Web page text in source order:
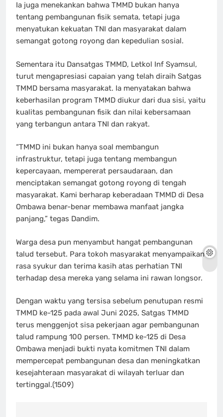
Ia juga menekankan bahwa TMMD bukan hanya
tentang pembangunan fisik semata, tetapi juga
menyatukan kekuatan TNI dan masyarakat dalam
semangat gotong royong dan kepedulian sosial.
Sementara itu Dansatgas TMMD, Letkol Inf Syamsul,
turut mengapresiasi capaian yang telah diraih Satgas
TMMD bersama masyarakat. Ia menyatakan bahwa
keberhasilan program TMMD diukur dari dua sisi, yaitu
kualitas pembangunan fisik dan nilai kebersamaan
yang terbangun antara TNI dan rakyat.
“TMMD ini bukan hanya soal membangun
infrastruktur, tetapi juga tentang membangun
kepercayaan, mempererat persaudaraan, dan
menciptakan semangat gotong royong di tengah
masyarakat. Kami berharap keberadaan TMMD di Desa
Ombawa benar-benar membawa manfaat jangka
panjang,” tegas Dandim.
Warga desa pun menyambut hangat pembangunan
talud tersebut. Para tokoh masyarakat menyampaikan
rasa syukur dan terima kasih atas perhatian TNI
terhadap desa mereka yang selama ini rawan longsor.
Dengan waktu yang tersisa sebelum penutupan resmi
TMMD ke-125 pada awal Juni 2025, Satgas TMMD
terus menggenjot sisa pekerjaan agar pembangunan
talud rampung 100 persen. TMMD ke-125 di Desa
Ombawa menjadi bukti nyata komitmen TNI dalam
mempercepat pembangunan desa dan meningkatkan
kesejahteraan masyarakat di wilayah terluar dan
tertinggal.(1509)